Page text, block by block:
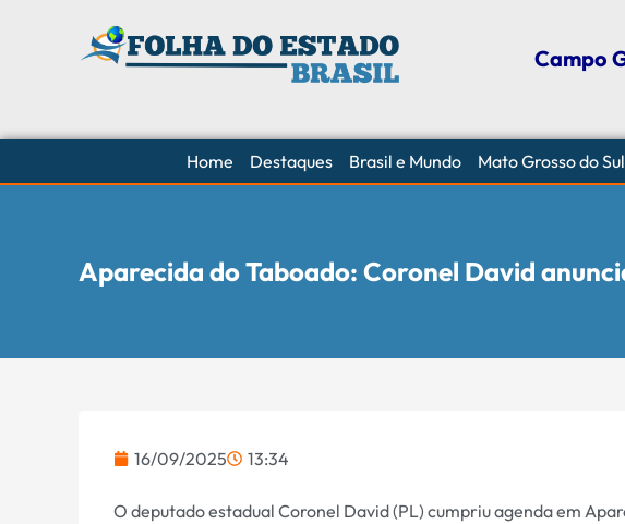
Campo
Home Destaques Brasil e Mundo Mato Grosso do Sul
Aparecida do Taboado: Coronel David
16/09/2025 13:34
O deputado estadual Coronel David (PL) cumpriu agenda em